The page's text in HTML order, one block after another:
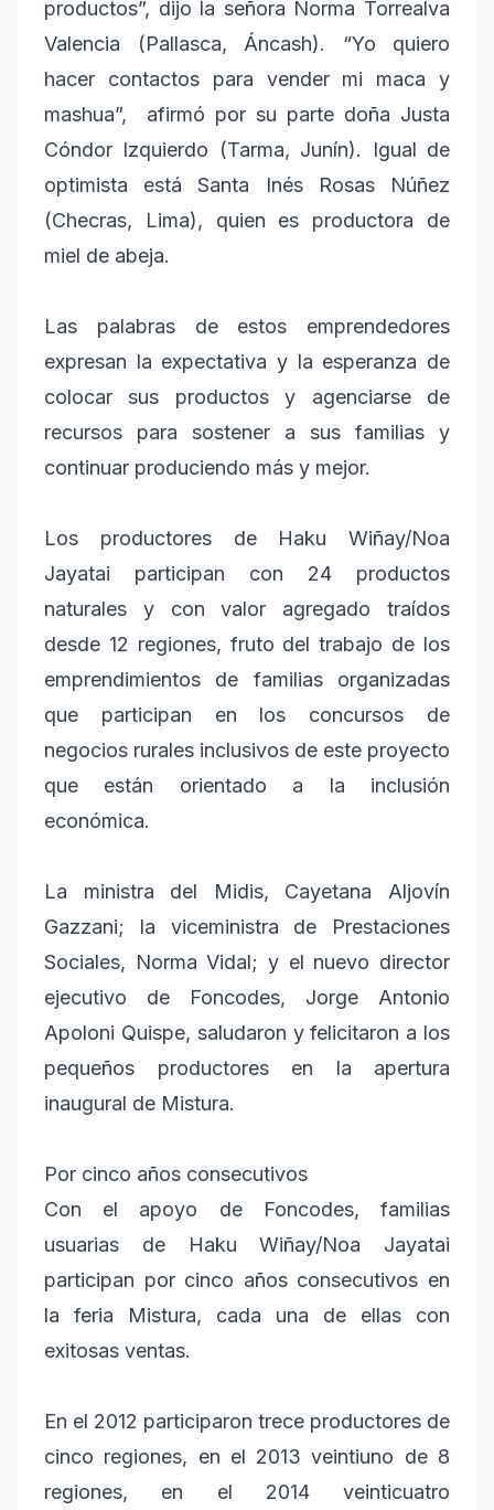
productos”, dijo la señora Norma Torrealva
Valencia (Pallasca, Áncash). “Yo quiero
hacer contactos para vender mi maca y
mashua”, afirmó por su parte doña Justa
Cóndor Izquierdo (Tarma, Junín). Igual de
optimista está Santa Inés Rosas Núñez
(Checras, Lima), quien es productora de
miel de abeja.
Las palabras de estos emprendedores
expresan la expectativa y la esperanza de
colocar sus productos y agenciarse de
recursos para sostener a sus familias y
continuar produciendo más y mejor.
Los productores de Haku Wiñay/Noa
Jayatai participan con 24 productos
naturales y con valor agregado traídos
desde 12 regiones, fruto del trabajo de los
emprendimientos de familias organizadas
que participan en los concursos de
negocios rurales inclusivos de este proyecto
que están orientado a la inclusión
económica.
La ministra del Midis, Cayetana Aljovín
Gazzani; la viceministra de Prestaciones
Sociales, Norma Vidal; y el nuevo director
ejecutivo de Foncodes, Jorge Antonio
Apoloni Quispe, saludaron y felicitaron a los
pequeños productores en la apertura
inaugural de Mistura.
Por cinco años consecutivos
Con el apoyo de Foncodes, familias
usuarias de Haku Wiñay/Noa Jayatai
participan por cinco años consecutivos en
la feria Mistura, cada una de ellas con
exitosas ventas.
En el 2012 participaron trece productores de
cinco regiones, en el 2013 veintiuno de 8
regiones, en el 2014 veinticuatro